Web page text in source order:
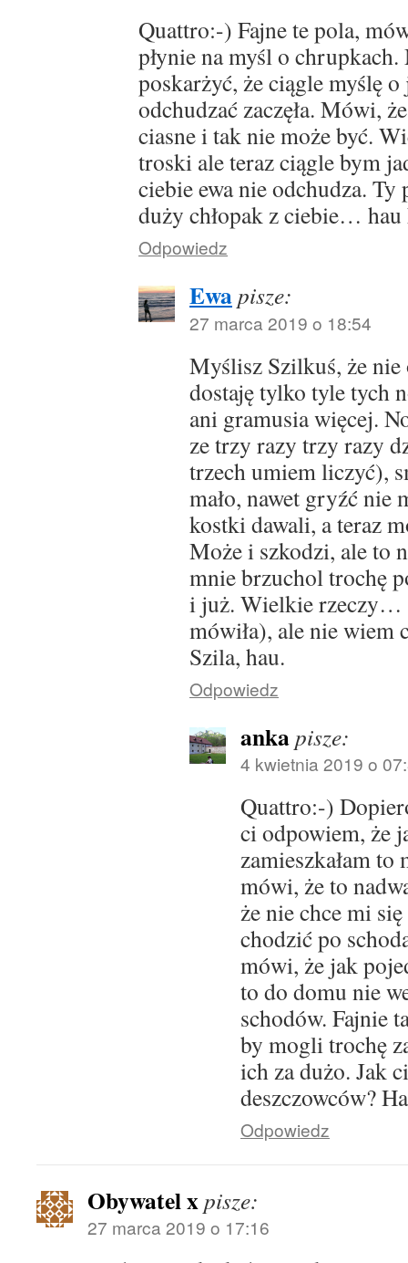
Quattro:-) Fajne te pola,
płynie na myśl o
poskarżyć, że ciągle myślę
odchudzać zaczęła. Mówi,
ciasne i tak nie może być.
troski ale teraz ciągle bym
ciebie ewa nie odchudza.
duży chłopak z ciebie…
Odpowiedz
Ewapisze:
27 marca 2019 o 18:54
Myślisz Szilkuś, że nie
dostaję tylko tyle tych
ani gramusia więcej.
ze trzy razy trzy razy
trzech umiem liczyć),
mało, nawet gryźć nie
kostki dawali, a teraz
Może i szkodzi, ale to
mnie brzuchol trochę
i już. Wielkie rzeczy…
mówiła), ale nie
Szila, hau.
Odpowiedz
ankapisze:
4 kwietnia 2019 o
Quattro:-)
ci odpowiem, że
zamieszkałam to
mówi, że to
że nie chce mi
chodzić po
mówi, że jak
to do domu nie
schodów. Fajnie
by mogli trochę
ich za dużo. Jak
deszczowców?
Odpowiedz
Obywatel xpisze:
27 marca 2019 o 17:16